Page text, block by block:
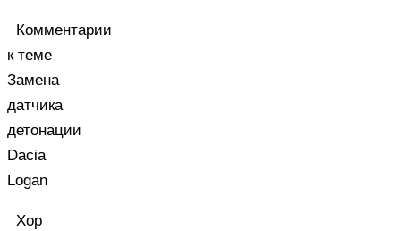
Комментарии
к теме
Замена
датчика
детонации
Dacia
Logan
Хор